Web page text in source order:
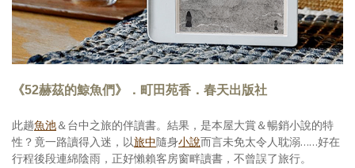
創意出版服務
歷史區
關於Yilan
個人著作
活動實況記錄
《52赫茲的鯨魚們》．町田苑香．春天出版社
此趟魚池＆台中之旅的伴讀書。結果，是本屋大賞＆暢銷小說的特
性？竟一路讀得入迷，以旅中隨身小說而言未免太令人耽溺……好在
行程後段連綿陰雨，正好懶賴客房窗畔讀書，不曾誤了旅行。